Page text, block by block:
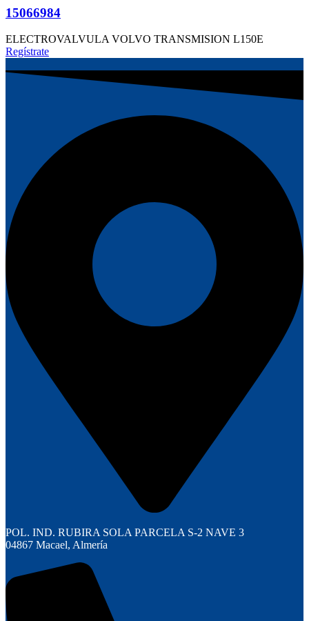
15066984
ELECTROVALVULA VOLVO TRANSMISION L150E
Regístrate
POL. IND. RUBIRA SOLA PARCELA S-2 NAVE 3
04867 Macael, Almería